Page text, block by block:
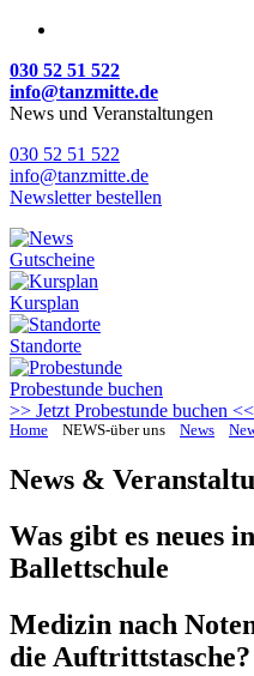
030 52 51 522
info@tanzmitte.de
News und Veranstaltungen
030 52 51 522
info@tanzmitte.de
Newsletter bestellen
Gutscheine
Kursplan
Standorte
Probestunde buchen
>> Jetzt Probestunde buchen <<
Home NEWS-über uns News
News &
Was gibt es neues
Ballettschule
Medizin nach
die Auftrittstasche?